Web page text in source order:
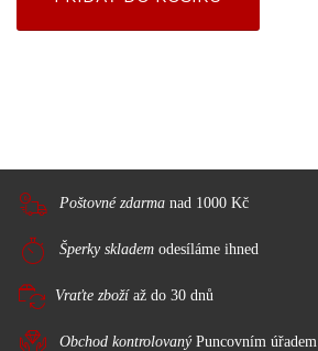
Poštovné zdarma nad 1000 Kč
Šperky skladem odesíláme ihned
Vraťte zbožíaž do 30 dnů
Obchod kontrolovanýPuncovním úřadem